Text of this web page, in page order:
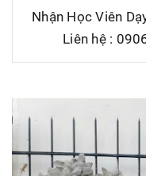
Nhận Học Viên
Liên hệ :